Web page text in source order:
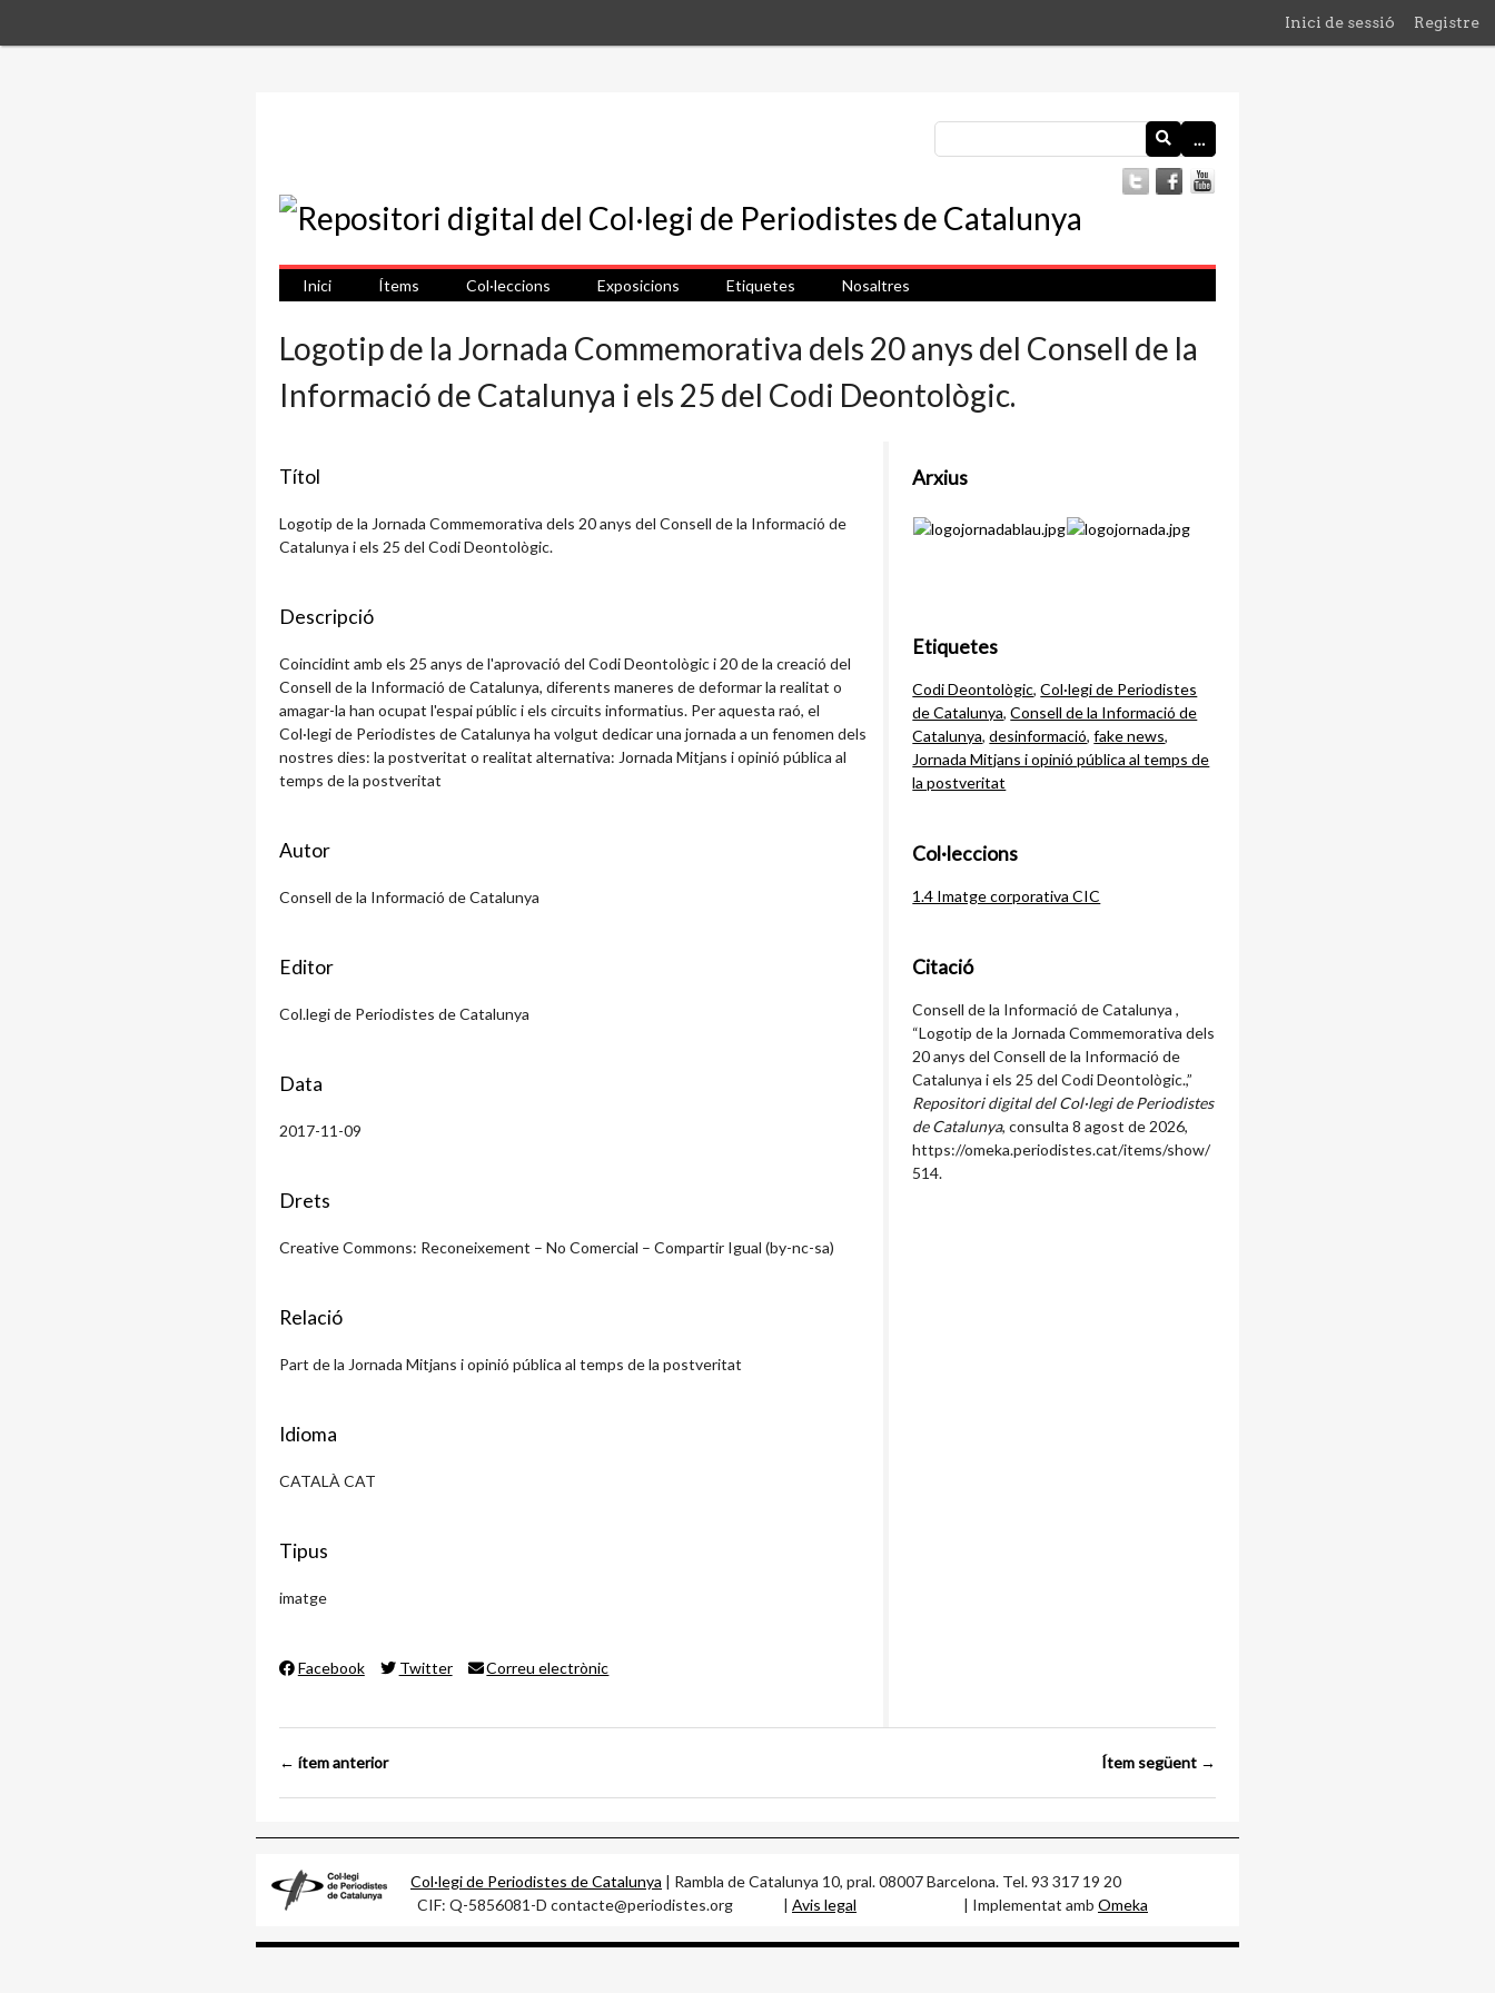
Inici de sessió Registre
…
Inici Ítems Col·leccions Exposicions Etiquetes Nosaltres
Logotip de la Jornada Commemorativa dels 20 anys del Consell de la
Informació de Catalunya i els 25 del Codi Deontològic.
Títol
Logotip de la Jornada Commemorativa dels 20 anys del Consell de la Informació de
Catalunya i els 25 del Codi Deontològic.
Descripció
Coincidint amb els 25 anys de l'aprovació del Codi Deontològic i 20 de la creació del
Consell de la Informació de Catalunya, diferents maneres de deformar la realitat o
amagar-la han ocupat l'espai públic i els circuits informatius. Per aquesta raó, el
Col·legi de Periodistes de Catalunya ha volgut dedicar una jornada a un fenomen dels
nostres dies: la postveritat o realitat alternativa: Jornada Mitjans i opinió pública al
temps de la postveritat
Autor
Consell de la Informació de Catalunya
Editor
Col.legi de Periodistes de Catalunya
Data
2017-11-09
Drets
Creative Commons: Reconeixement – No Comercial – Compartir Igual (by-nc-sa)
Relació
Part de la Jornada Mitjans i opinió pública al temps de la postveritat
Idioma
CATALÀ CAT
Tipus
imatge
Facebook Twitter Correu electrònic
Arxius
Etiquetes
Codi Deontològic,Col·legi de Periodistes
de Catalunya,Consell de la Informació de
Catalunya,desinformació,fake news,
Jornada Mitjans i opinió pública al temps de
la postveritat
Col·leccions
1.4 Imatge corporativa CIC
Citació
Consell de la Informació de Catalunya ,
“Logotip de la Jornada Commemorativa dels
20 anys del Consell de la Informació de
Catalunya i els 25 del Codi Deontològic.,”
Repositori digital del Col·legi de Periodistes
de Catalunya, consulta 8 agost de 2026,
https://omeka.periodistes.cat/items/show/
514.
← ítem anterior Ítem següent →
Col·legi de Periodistes de Catalunya | Rambla de Catalunya 10, pral. 08007 Barcelona. Tel. 93 317 19 20
CIF: Q-5856081-D contacte@periodistes.org | Avis legal | Implementat amb Omeka